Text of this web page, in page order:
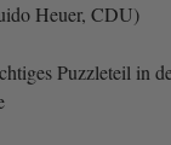
Heuer, CDU)
Puzzleteil in